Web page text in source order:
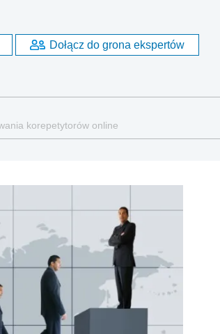
Dołącz do grona ekspertów
korepetytorów online